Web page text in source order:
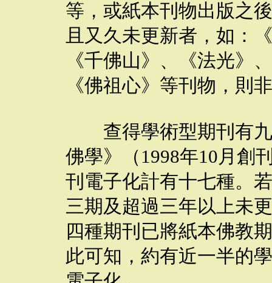
等，或紙本刊物出版之
且又久未更新者，如：
《千佛山》、《法光》
《佛祖心》等刊物，則
查得學術型期刊有九
佛學》（1998年10月創
刊電子化計有十七種。
三期及超過三年以上未
四種期刊已將紙本佛教
此可知，約有近一半的